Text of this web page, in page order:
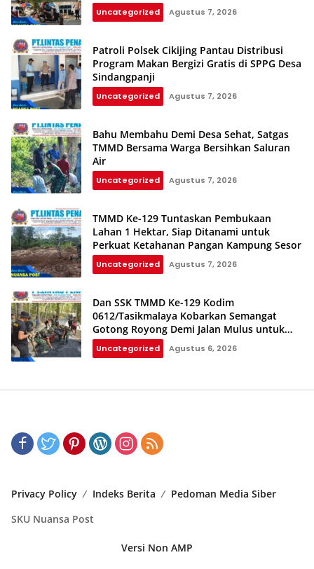
Uncategorized Agustus 7, 2026
Patroli Polsek Cikijing Pantau Distribusi
Program Makan Bergizi Gratis di SPPG Desa
Sindangpanji
Uncategorized Agustus 7, 2026
Bahu Membahu Demi Desa Sehat, Satgas
TMMD Bersama Warga Bersihkan Saluran
Air
Uncategorized Agustus 7, 2026
TMMD Ke-129 Tuntaskan Pembukaan
Lahan 1 Hektar, Siap Ditanami untuk
Perkuat Ketahanan Pangan Kampung Sesor
Uncategorized Agustus 7, 2026
Dan SSK TMMD Ke-129 Kodim
0612/Tasikmalaya Kobarkan Semangat
Gotong Royong Demi Jalan Mulus untuk
Rakyat
Uncategorized Agustus 6, 2026
Privacy Policy Indeks Berita
Pedoman Media Siber
SKU Nuansa Post
Versi Non AMP